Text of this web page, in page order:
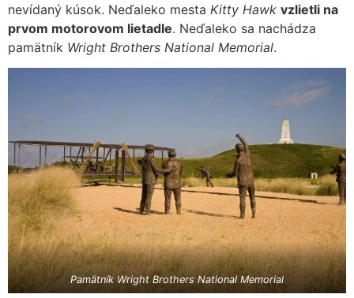
nevídaný kúsok. Neďaleko mesta Kitty Hawk vzlietli na
prvom motorovom lietadle. Neďaleko sa nachádza
pamätník Wright Brothers National Memorial.
Pamätník Wright Brothers National Memorial